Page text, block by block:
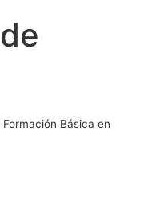
Formación Básica en